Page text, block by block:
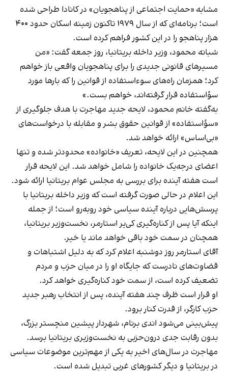
مشابه «حمایت اجتماعی از پناهجویان» در کانادا طراحی شده
است؛ برنامه‌ای که از سال ۱۹۷۹ تاکنون زمینه اسکان حدود ۴۰۰
هزار پناهجو را در این کشور فراهم کرده است.
شبانه محمود، وزیر داخله بریتانیا، روز جمعه گفت: «من
مسیرهای قانونی جدیدی را برای پناهجویان واقعی باز خواهم
کرد؛ همزمان راه‌های سوءاستفاده از قوانین را که بارها مورد
سؤاستفاده قرار گرفته‌اند، خواهم بست.»
به‌گفته خانم محمود، لایحه جدید مهاجرت با هدف جلوگیری از
«سؤاستفاده» از قوانین حقوق‌ بشر و مقابله با درخواست‌های
«بی‌اساس» ارائه خواهد شد.
همچنین در این لایحه، تعریف «خانواده» محدودتر شده و تنها
اعضای درجه‌یک خانواده را شامل خواهد شد. این لایحه قرار
است هفته آینده برای بررسی به مجلس عوام بریتانیا ارائه شود.
این اعلام در حالی صورت گرفته است که وزیر داخله بریتانیا با
پرسش‌هایی درباره آینده سیاسی خود روبه‌رو است؛ از جمله
اینکه آیا پس از کناره‌گیری کی‌یر استارمر، نخست‌وزیر بریتانیا،
همچنان در سمت خود باقی خواهد ماند یا خیر.
آقای استارمر روز دوشنبه اعلام کرد که به دلیل اشتباهات و
قضاوت‌های نادرست که جایگاه او را در میان حزب و مردم
تضعیف کرده است، از سمت خود کناره‌گیری خواهد کرد.
او قرار است ظرف چند هفته آینده، پس از انتخاب رهبر جدید
حزب کارگر، از قدرت کنار برود.
پیش‌بینی می‌شود اندی برنام، شهردار پیشین منچستر بزرگ،
بدون رقابت جدی درون‌حزبی به نخست‌وزیری بریتانیا برسد.
مهاجرت در سال‌های اخیر به یکی از مهم‌ترین موضوعات سیاسی
در بریتانیا و دیگر کشورهای غربی تبدیل شده است.